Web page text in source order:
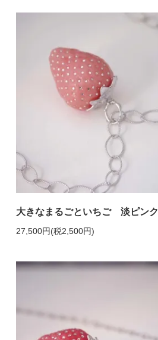
大きなまるごといちご 淡ピンク
27,500円(税2,500円)